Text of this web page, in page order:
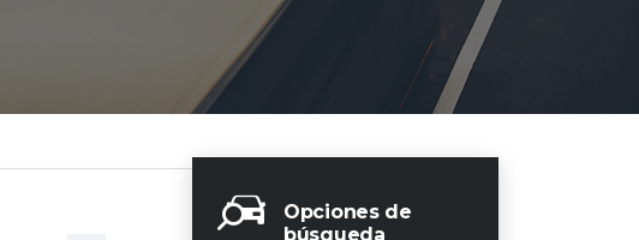
Opciones de
búsqueda